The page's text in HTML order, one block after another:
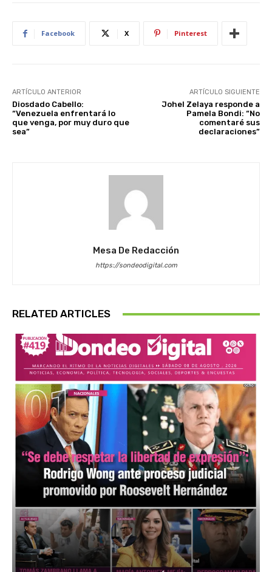
Facebook X Pinterest
ARTÍCULO ANTERIOR
Diosdado Cabello:
“Venezuela enfrentará lo
que venga, por muy duro que
sea”
ARTÍCULO SIGUIENTE
Johel Zelaya responde a
Pamela Bondi: “No
comentaré sus
declaraciones”
Mesa De Redacción
https://sondeodigital.com
RELATED ARTICLES